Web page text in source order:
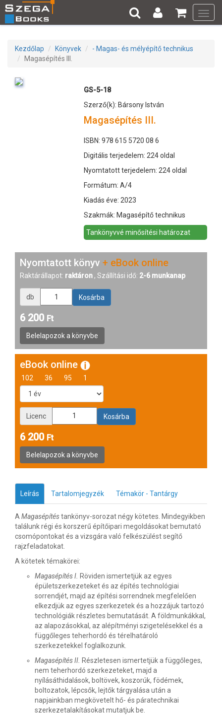
Kezdőlap Könyvek
- Magas- és mélyépítő technikus
Magasépítés III.
GS-5-18
Szerző(k): Bársony István
Magasépítés III.
ISBN: 978 615 5720 08 6
Digitális terjedelem: 224 oldal
Nyomtatott terjedelem: 224 oldal
Formátum: A/4
Kiadás éve: 2023
Szakmák: Magasépítő technikus
Tankönyvvé minősítési határozat
Nyomtatott könyv + eBook online
Raktárállapot: raktáron , Szállítási idő: 2-6 munkanap
db
6 200 Ft
eBook online
102 36 95 1
Licenc
6 200 Ft
Leírás Tartalomjegyzék Témakör - Tantárgy
A Magasépítéstankönyv-sorozat négy kötetes. Mindegyikben
találunk régi és korszerű építőipari megoldásokat bemutató
csomópontokat és a vizsgára való felkészülést segítő
rajzfeladatokat.
A kötetek témakörei:
Magasépítés I. Röviden ismertetjük az egyes
épületszerkezeteket és az építés technológiai
sorrendjét, majd az építési sorrendnek megfelelően
elkezdjük az egyes szerkezetek és a hozzájuk tartozó
technológiák részletes bemutatását. A földmunkákkal,
az alapozásokkal, az alépítményi szigetelésekkel és a
függőleges teherhordó és térelhatároló
szerkezetekkel foglalkozunk.
Magasépítés II. Részletesen ismertetjük a függőleges,
nem teherhordó szerkezeteket, majd a
nyílásáthidalások, boltövek, koszorúk, födémek,
boltozatok, lépcsők, lejtők tárgyalása után a
napjainkban megkövetelt hő- és páratechnikai
szerkezetalakításokat mutatjuk be.